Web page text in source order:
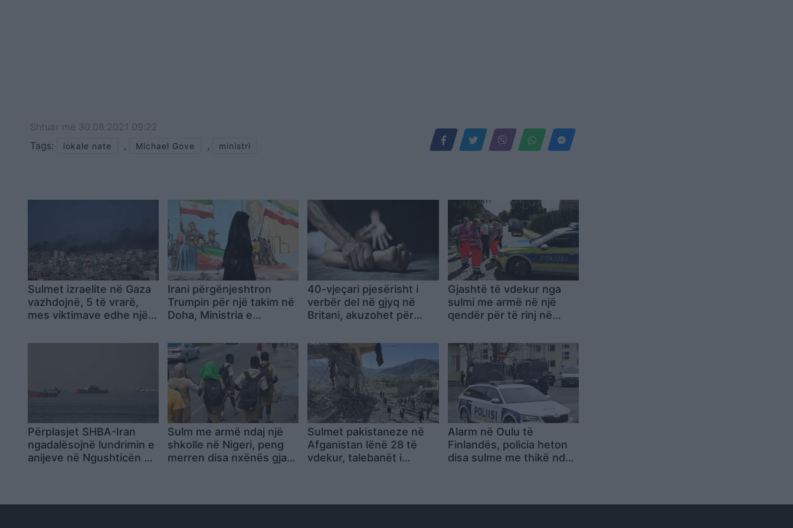
Shtuar më 30.08.2021 09:22
Tags:
lokale nate , Michael Gove , ministri
Sulmet izraelite në Gaza
vazhdojnë, 5 të vrarë,
mes viktimave edhe një
Irani përgënjeshtron
Trumpin për një takim në
Doha, Ministria e
bisedime me SHBA-në
nesër
40-vjeçari pjesërisht i
verbër del në gjyq në
Britani, akuzohet për
të seksit dhe
përdhunimin e një gruaje
tjetër
Gjashtë të vdekur nga
sulmi me armë në një
qendër për të rinj në
Përplasjet SHBA-Iran
ngadalësojnë lundrimin e
anijeve në Ngushticën e
Sulm me armë ndaj një
shkolle në Nigeri, peng
merren disa nxënës gjatë
Sulmet pakistaneze në
Afganistan lënë 28 të
vdekur, talebanët i
Alarm në Oulu të
Finlandës, policia heton
disa sulme me thikë ndaj